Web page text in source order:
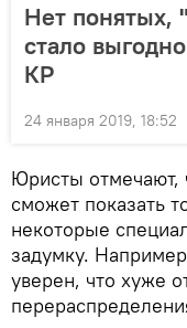
Нет понятых,
стало
КР
24 января 2019, 18:52
Юристы отмечают,
сможет показать
некоторые
задумку.
уверен, что хуже